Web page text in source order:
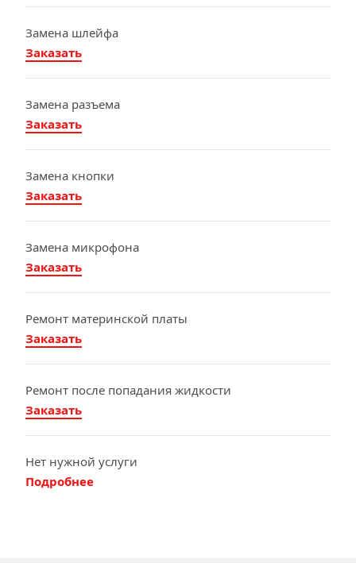
Замена шлейфа
Заказать
Замена разъема
Заказать
Замена кнопки
Заказать
Замена микрофона
Заказать
Ремонт материнской платы
Заказать
Ремонт после попадания жидкости
Заказать
Нет нужной услуги
Подробнее